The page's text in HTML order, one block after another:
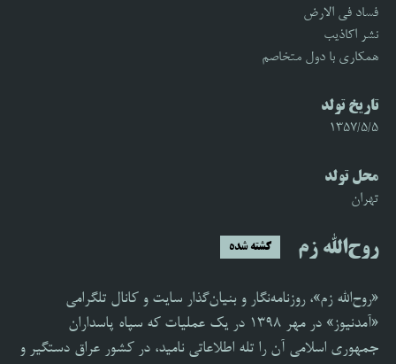
فساد فی الارض
نشر اکاذیب
همکاری با دول متخاصم
تاریخ تولد
1357/5/5
محل تولد
تهران
روح‌الله زم کشته شده
«روح‌الله زم»، روزنامه‌نگار و بنیان‌گذار سایت و کانال تلگرامی
«آمدنیوز» در مهر ۱۳۹۸ در یک عملیات که سپاه پاسداران
جمهوری اسلامی آن را تله اطلاعاتی نامید، در کشور عراق دستگیر و